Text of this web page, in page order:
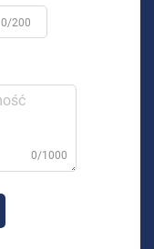
0/200
0/1000